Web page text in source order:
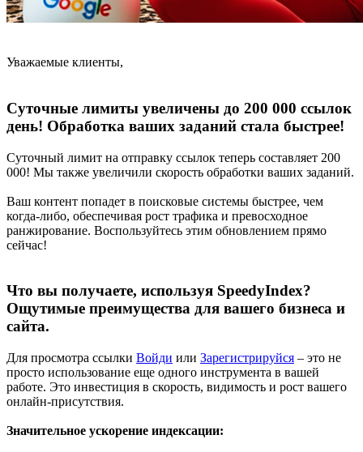
Уважаемые клиенты,
Суточные лимиты увеличены до 200 000 ссылок
день! Обработка ваших заданий стала быстрее!​
Суточный лимит на отправку ссылок теперь составляет 200
000! Мы также увеличили скорость обработки ваших заданий.
Ваш контент попадет в поисковые системы быстрее, чем
когда-либо, обеспечивая рост трафика и превосходное
ранжирование. Воспользуйтесь этим обновлением прямо
сейчас!
Что вы получаете, используя SpeedyIndex?
Ощутимые преимущества для вашего бизнеса и
сайта.​
Для просмотра ссылки Войди или Зарегистрируйся – это не
просто использование еще одного инструмента в вашей
работе. Это инвестиция в скорость, видимость и рост вашего
онлайн-присутствия.
Значительное ускорение индексации: